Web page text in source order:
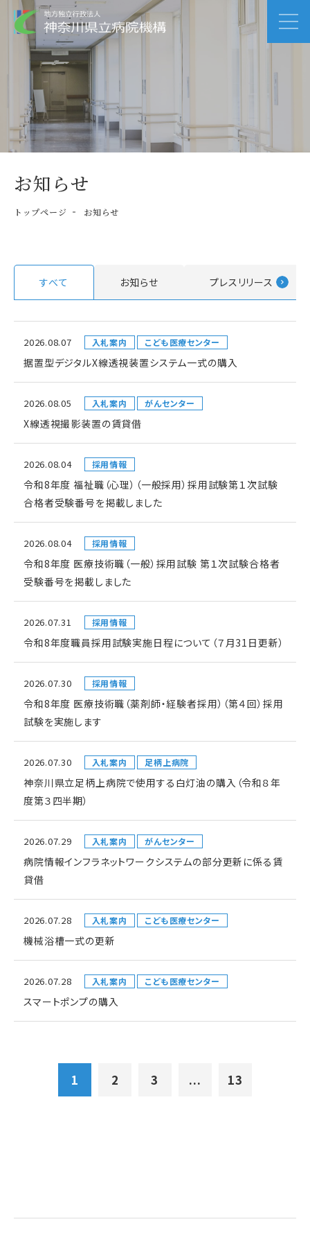
お知らせ
トップページ お知らせ
すべて お知らせ プレスリリース
2026.08.07 入札案内 こども医療センター
据置型デジタルX線透視装置システム一式の購入
2026.08.05 入札案内 がんセンター
X線透視撮影装置の賃貸借
2026.08.04 採用情報
令和8年度 福祉職（心理）（一般採用）採用試験第１次試験
合格者受験番号を掲載しました
2026.08.04 採用情報
令和8年度 医療技術職（一般）採用試験 第１次試験合格者
受験番号を掲載しました
2026.07.31 採用情報
令和8年度職員採用試験実施日程について（７月31日更新）
2026.07.30 採用情報
令和8年度 医療技術職（薬剤師・経験者採用）（第４回）採用
試験を実施します
2026.07.30 入札案内 足柄上病院
神奈川県立足柄上病院で使用する白灯油の購入（令和８年
度第３四半期）
2026.07.29 入札案内 がんセンター
病院情報インフラネットワークシステムの部分更新に係る賃
貸借
2026.07.28 入札案内 こども医療センター
機械浴槽一式の更新
2026.07.28 入札案内 こども医療センター
スマートポンプの購入
1 2 3 ... 13